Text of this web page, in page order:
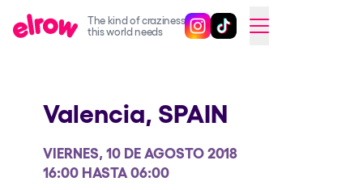
The kind of craziness
this world needs
Sigue @elrowofficial en
Sigue @elrowofficial en
SWITCH TO ENGLISH
elrow Ibiza x [UNVRS] 2026
Snowrow Festival 2026
Valencia, SPAIN
VIERNES, 10 DE AGOSTO 2018
16:00 HASTA 06:00